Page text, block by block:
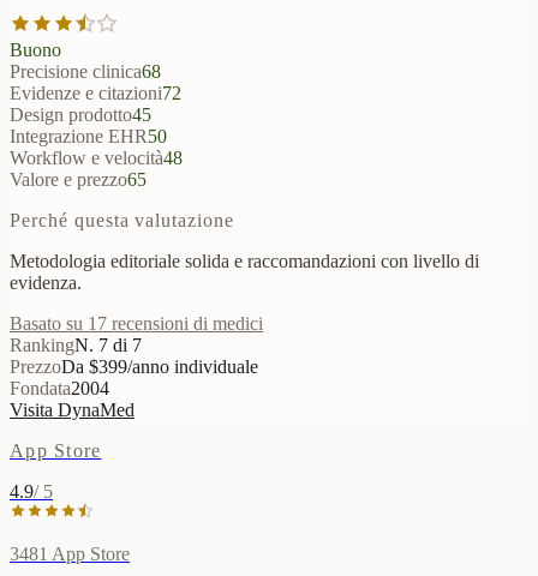
Buono
Precisione clinica68
Evidenze e citazioni72
Design prodotto45
Integrazione EHR50
Workflow e velocità48
Valore e prezzo65
Perché questa valutazione
Metodologia editoriale solida e raccomandazioni con livello di
evidenza.
Basato su 17 recensioni di medici
RankingN. 7 di 7
PrezzoDa $399/anno individuale
Fondata2004
Visita DynaMed
App Store
4.9/ 5
3481 App Store